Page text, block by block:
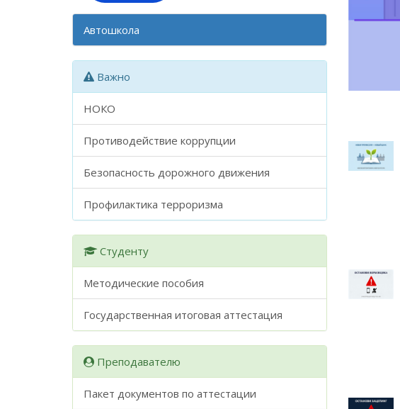
Автошкола
Важно
НОКО
Противодействие коррупции
Безопасность дорожного движения
Профилактика терроризма
Студенту
Методические пособия
Государственная итоговая аттестация
Преподавателю
Пакет документов по аттестации